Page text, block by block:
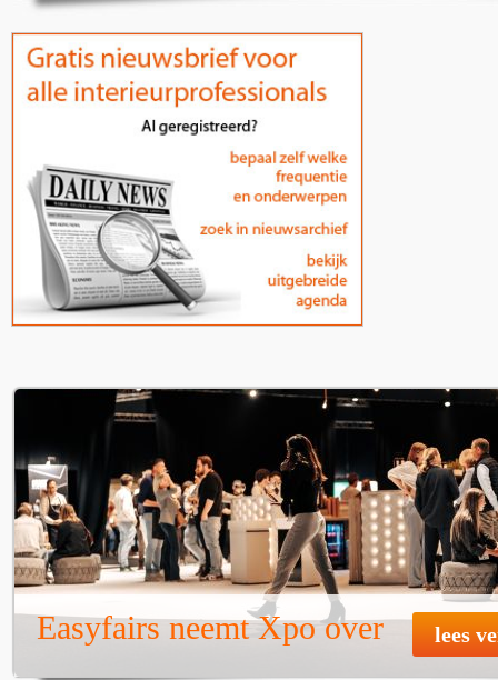
Easyfairs neemt Xpo over lees